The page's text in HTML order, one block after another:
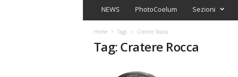
m
NEWS PhotoCoelum Sezioni
Home Tags Cratere Rocca
Tag: Cratere Rocca